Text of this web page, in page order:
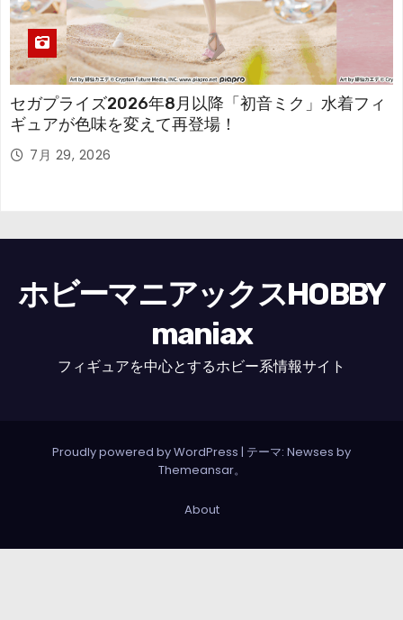
セガプライズ2026年8月以降「初音ミク」水着フィ
ギュアが色味を変えて再登場！
7月 29, 2026
ホビーマニアックスHOBBY
maniax
フィギュアを中心とするホビー系情報サイト
Proudly powered by WordPress | テーマ: Newses by
Themeansar。
About